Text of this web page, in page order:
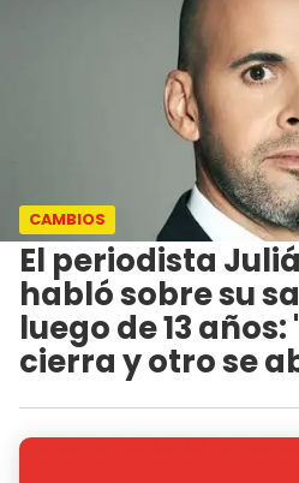
CAMBIOS
El periodista
habló sobre su
luego de 13
cierra y otro se